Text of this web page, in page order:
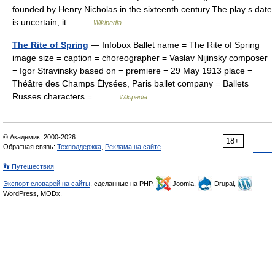
founded by Henry Nicholas in the sixteenth century.The play s date
is uncertain; it… …
Wikipedia
The Rite of Spring — Infobox Ballet name = The Rite of Spring
image size = caption = choreographer = Vaslav Nijinsky composer
= Igor Stravinsky based on = premiere = 29 May 1913 place =
Théâtre des Champs Élysées, Paris ballet company = Ballets
Russes characters =… …
Wikipedia
18+
© Академик, 2000-2026
Обратная связь: Техподдержка Реклама на сайте
👣 Путешествия
Экспорт словарей на сайты , сделанные на PHP, Joomla,
Drupal,
WordPress, MODx.